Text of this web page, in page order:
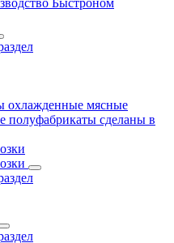
Быстроном
охлажденные мясные
полуфабрикаты сделаны в